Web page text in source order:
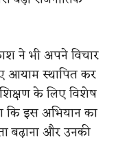
ने भी अपने विचार
आयाम स्थापित कर
के लिए विशेष
कि इस अभियान का
बढ़ाना और उनकी